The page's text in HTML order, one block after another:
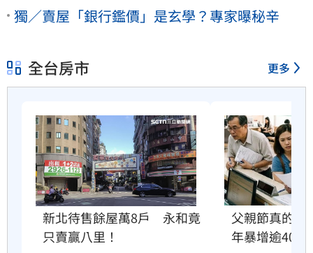
獨／賣屋「銀行鑑價」是玄學？專家曝秘辛
全台房市 更多
新北待售餘屋萬8戶　永和竟
只賣贏八里！
父親節真的快
年暴增逾400